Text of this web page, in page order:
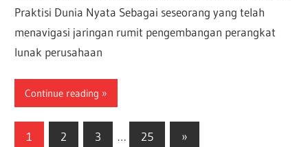
Praktisi Dunia Nyata Sebagai seseorang yang telah
menavigasi jaringan rumit pengembangan perangkat
lunak perusahaan
Continue reading
Paginasi
1 2 3 … 25
Next
»